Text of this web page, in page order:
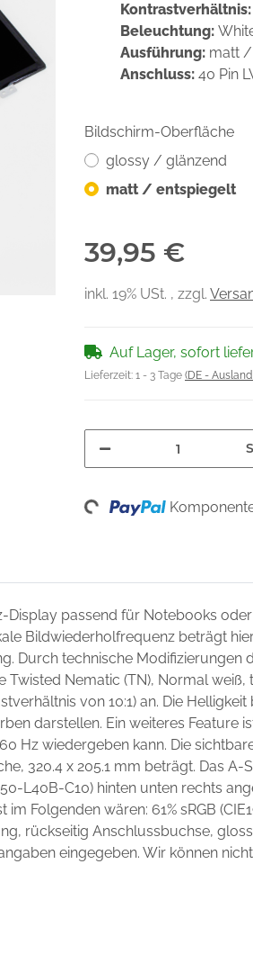
Kontrastverhältnis:
Beleuchtung:
Ausführung: matt /
Anschluss: 40 Pin
Bildschirm-Oberfläche
glossy / glänzend
matt / entspiegelt
39,95 €
inkl. 19% USt. , zzgl.
Auf Lager, sofort
Lieferzeit: 1 - 3 Tage (DE -
Loading...
passend für Notebooks
Bildwiederholfrequenz beträgt
Durch technische
Nematic (TN), Normal
von 10:1) an. Die
darstellen. Ein weiteres Feature
wiedergeben kann. Die
320.4 x 205.1 mm beträgt. Das A-
L40B-C10) hinten unten rechts
wären: 61% sRGB
rückseitig Anschlussbuchse,
eingegeben. Wir können